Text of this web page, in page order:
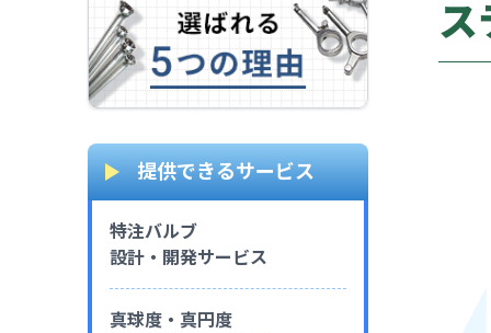
提供できるサービス
特注バルブ
設計・開発サービス
真球度・真円度